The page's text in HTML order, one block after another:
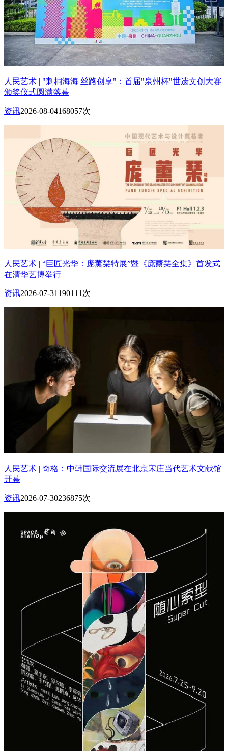
人民艺术 | "刺桐海海 丝路创享"：首届"泉州杯"世遗文创大赛
颁奖仪式圆满落幕
资讯2026-08-04168057次
人民艺术 | “巨匠光华：庞薰琹特展”暨《庞薰琹全集》首发式
在清华艺博举行
资讯2026-07-31 190111次
人民艺术 | 奇格：中韩国际交流展在北京宋庄当代艺术文献馆
开幕
资讯2026-07-30236875次